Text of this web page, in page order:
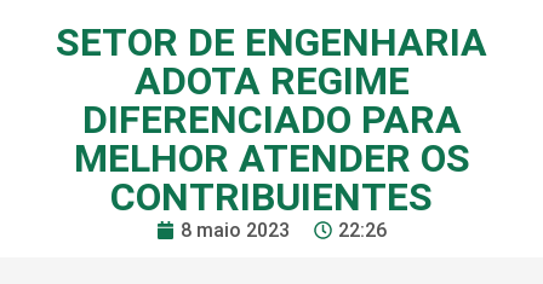
SETOR DE ENGENHARIA
ADOTA REGIME
DIFERENCIADO PARA
MELHOR ATENDER OS
CONTRIBUIENTES
8 maio 2023 22:26